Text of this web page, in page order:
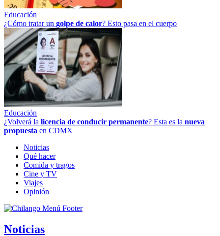
Educación
¿Cómo tratar un golpe de calor? Esto pasa en el cuerpo
Educación
¿Volverá la licencia de conducir permanente? Esta es la nueva
propuesta en CDMX
Noticias
Qué hacer
Comida y tragos
Cine y TV
Viajes
Opinión
Noticias